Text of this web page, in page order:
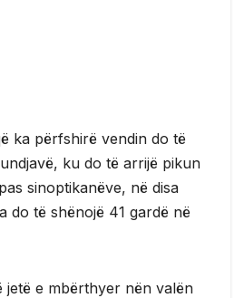
ka përfshirë vendin do të
ku do të arrijë pikun
sinoptikanëve, në disa
do të shënojë 41 gardë në
jetë e mbërthyer nën valën